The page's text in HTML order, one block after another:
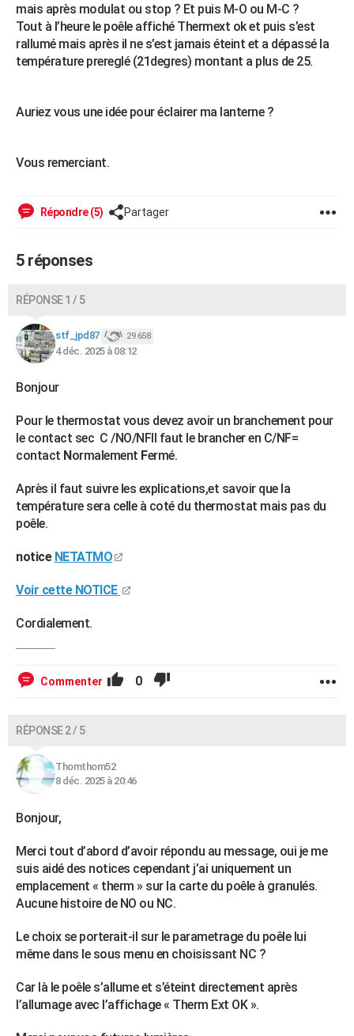
Carte de Noël
Carte Bonne année
Carte Saint-Valentin
Carte Pâques
Carte d'anniversaire
DICTIONNAIRE
Dictionnaire
Biographies
Citations
Expressions
Proverbes
PROGRAMME TV
S'inscrire
Se connecter
Lycées
Collèges
Primaires
Universités
Entreprises
Service militaire
Avis de recherche
AVIS DE DÉCÈS
Bricolage
Lifestyle
Culture
Sport
Auto
Television
Voyage
Cinema
mais après modulat ou stop ? Et puis M-O ou M-C ?
Tout à l’heure le poêle affiché Thermext ok et puis s’est
rallumé mais après il ne s’est jamais éteint et a dépassé la
température prereglé (21degres) montant a plus de 25.
Auriez vous une idée pour éclairer ma lanterne ?
Vous remerciant.
Répondre (5) Partager
5 réponses
RÉPONSE 1 / 5
stf_jpd87 29 658
4 déc. 2025 à 08:12
Bonjour
Pour le thermostat vous devez avoir un branchement pour
le contact sec C /NO/NFIl faut le brancher en C/NF=
contact Normalement Fermé.
Après il faut suivre les explications,et savoir que la
température sera celle à coté du thermostat mais pas du
poêle.
notice NETATMO
Voir cette NOTICE
Cordialement.
Commenter 0
RÉPONSE 2 / 5
Thomthom52
8 déc. 2025 à 20:46
Bonjour,
Merci tout d’abord d’avoir répondu au message, oui je me
suis aidé des notices cependant j’ai uniquement un
emplacement « therm » sur la carte du poêle à granulés.
Aucune histoire de NO ou NC.
Le choix se porterait-il sur le parametrage du poêle lui
même dans le sous menu en choisissant NC ?
Car là le poêle s’allume et s’éteint directement après
l’allumage avec l’affichage « Therm Ext OK ».